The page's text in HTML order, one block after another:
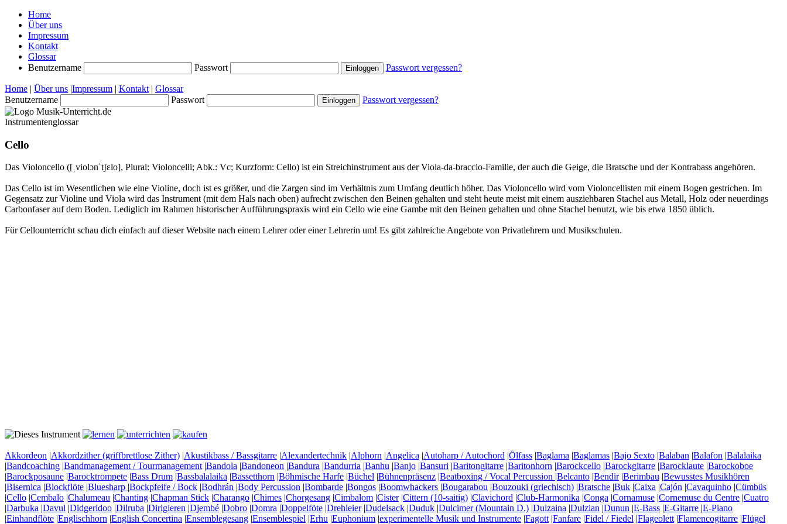
Home
Über uns
Impressum
Kontakt
Glossar
Benutzername
Passwort Passwort vergessen?
Home | Über uns |Impressum | Kontakt | Glossar
Benutzername
Passwort Passwort vergessen?
Instrumentenglossar
Cello
Das Violoncello ([ˌviolɔnˈtʃɛlo], Plural: Violoncelli; Abk.: Vc; Kurzform: Cello) ist ein Streichinstrument aus der Viola-da-braccio-Familie, der auch die Geige, die Bratsche und der Kontrabass angehören.
Das Cello ist im Wesentlichen wie eine Violine, doch ist es größer, und die Zargen sind im Verhältnis zum Umfang deutlich höher. Das Violoncello wird vom Violoncellisten mit einem Bogen gestrichen. Im
Gegensatz zur Violine und Viola wird das Instrument (mit dem Hals nach oben) aufrecht zwischen den Beinen gehalten und steht heute meist mit einem ausziehbaren Stachel aus Metall, Holz oder neuerdings
Carbonfaser auf dem Boden. Lediglich im Rahmen historischer Aufführungspraxis wird ein Cello wie eine Gambe mit den Beinen gehalten und ohne Stachel benutzt, wie bis etwa 1850 üblich.
Für Cellounterricht schau dich einfach auf dieser Website nach einem Lehrer oder einer Lehrerin um! Es gibt zahlreiche Angebote von Privatlehrern und Musikschulen.
Akkordeon |Akkordzither (griffbrettlose Zither) |Akustikbass / Bassgitarre |Alexandertechnik |Alphorn |Angelica |Autoharp / Autochord |Ölfass |Baglama |Baglamas |Bajo Sexto |Balaban |Balafon |Balalaika
|Bandcoaching |Bandmanagement / Tourmanagement|Bandola |Bandoneon |Bandura |Bandurria |Banhu |Banjo |Bansuri |Baritongitarre |Baritonhorn |Barockcello |Barockgitarre |Barocklaute |Barockoboe
|Barockposaune |Barocktrompete |Bass Drum |Bassbalalaika |Bassetthorn |Böhmische Harfe |Büchel |Bühnenpräsenz |Beatboxing / Vocal Percussion |Belcanto |Bendir|Berimbau |Bewusstes Musikhören
|Bisernica |Blockflöte |Bluesharp |Bockpfeife / Bock |Bodhrán |Body Percussion |Bombarde |Bongos |Boomwhackers |Bougarabou |Bouzouki (griechisch) |Bratsche |Buk |Caixa |Cajón |Cavaquinho |Cümbüs
|Cello |Cembalo |Chalumeau |Chanting |Chapman Stick |Charango |Chimes |Chorgesang |Cimbalom |Cister|Cittern (10-saitig) |Clavichord |Club-Harmonika |Conga |Cornamuse |Cornemuse du Centre |Cuatro
|Darbuka |Davul |Didgeridoo |Dilruba |Dirigieren |Djembé |Dobro |Domra |Doppelföte |Drehleier|Dudelsack |Duduk |Dulcimer (Mountain D.) |Dulzaina |Dulzian |Dunun |E-Bass |E-Gitarre |E-Piano
|Einhandflöte |Englischhorn |English Concertina |Ensemblegesang |Ensemblespiel |Erhu |Euphonium |experimentelle Musik und Instrumente |Fagott|Fanfare |Fidel / Fiedel |Flageolett|Flamencogitarre |Flügel